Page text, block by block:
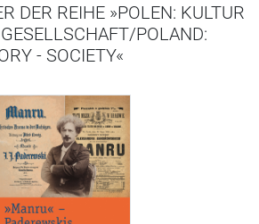
DER REIHE »POLEN: KULTUR
POLAND:
- SOCIETY«